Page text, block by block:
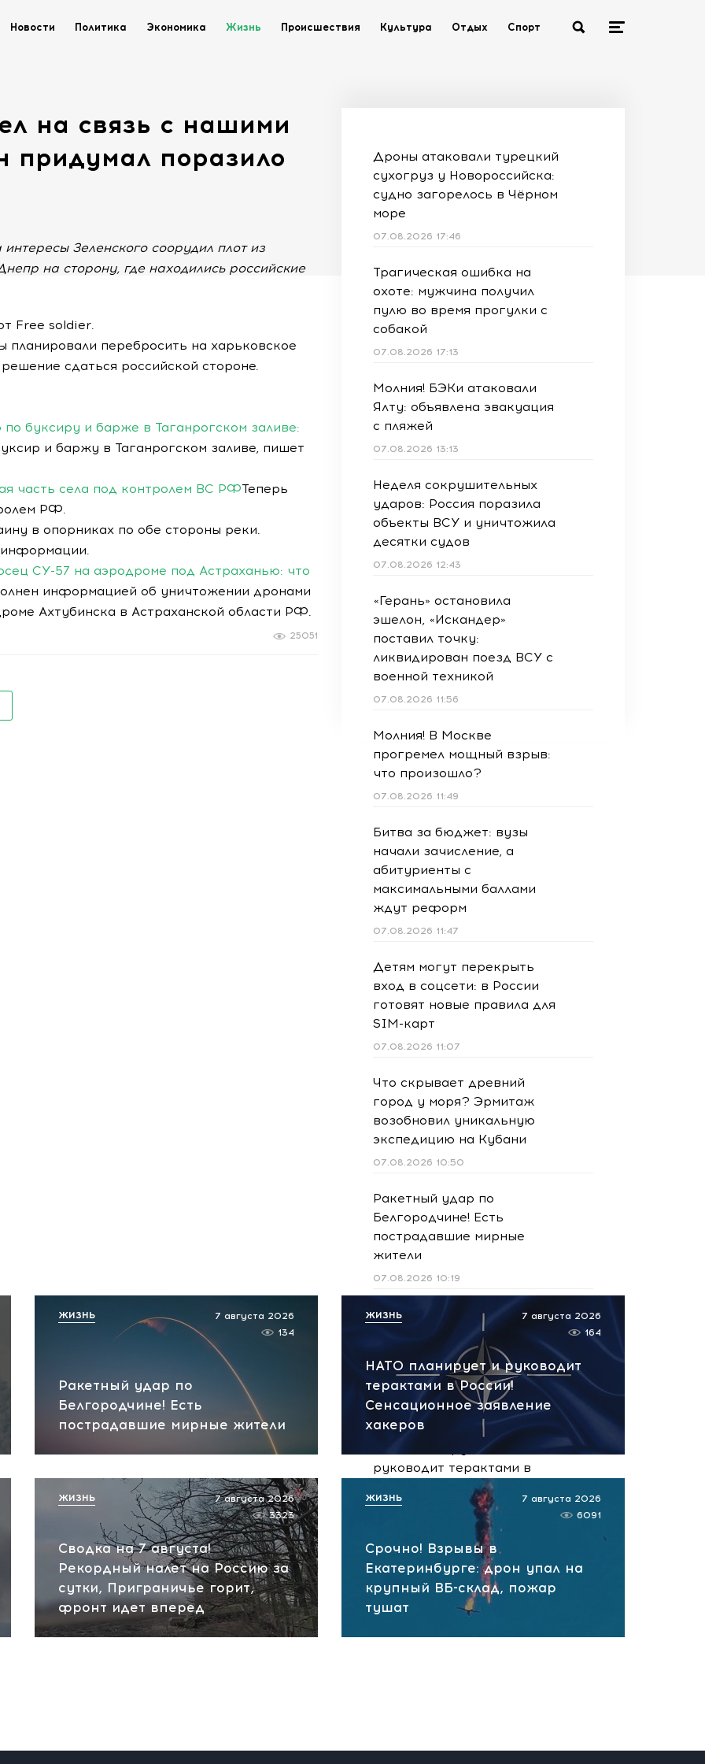
Новости Политика Экономика Жизнь Происшествия Культура Отдых Спорт
на связь с нашими
придумал поразило
Зеленского соорудил плот из
на сторону, где находились российские
Free soldier.
перебросить на харьковское
сдаться российской стороне.
буксиру и барже в Таганрогском заливе:
и баржу в Таганрогском заливе, пишет
часть села под контролем ВС РФТеперь
РФ.
в опорниках по обе стороны реки.
СУ-57 на аэродроме под Астраханью: что
информацией об уничтожении дронами
Ахтубинска в Астраханской области РФ.
25051
Дроны атаковали турецкий
сухогруз у Новороссийска:
судно загорелось в Чёрном
море
07.08.2026 17:46
Трагическая ошибка на
охоте: мужчина получил
пулю во время прогулки с
собакой
07.08.2026 17:13
Молния! БЭКи атаковали
Ялту: объявлена эвакуация
с пляжей
07.08.2026 13:13
Неделя сокрушительных
ударов: Россия поразила
объекты ВСУ и уничтожила
десятки судов
07.08.2026 12:43
«Герань» остановила
эшелон, «Искандер»
поставил точку:
ликвидирован поезд ВСУ с
военной техникой
07.08.2026 11:56
Молния! В Москве
прогремел мощный взрыв:
что произошло?
07.08.2026 11:49
Битва за бюджет: вузы
начали зачисление, а
абитуриенты с
максимальными баллами
ждут реформ
07.08.2026 11:47
Детям могут перекрыть
вход в соцсети: в России
готовят новые правила для
SIM-карт
07.08.2026 11:07
Что скрывает древний
город у моря? Эрмитаж
возобновил уникальную
экспедицию на Кубани
07.08.2026 10:50
Ракетный удар по
Белгородчине! Есть
пострадавшие мирные
жители
07.08.2026 10:19
Срочно! В Геленджике и
Новороссийске громко -
работает ПВО:
рекомендуется уйти с
пляжей
07.08.2026 10:13
НАТО планирует и
руководит терактами в
России! Сенсационное
заявление хакеров
Ракетный удар по
Белгородчине! Есть
пострадавшие мирные жители
7 августа 2026
134
ЖИЗНЬ
НАТО планирует и руководит
терактами в России!
Сенсационное заявление
хакеров
7 августа 2026
164
ЖИЗНЬ
Сводка на 7 августа!
Рекордный налет на Россию за
сутки, Приграничье горит,
фронт идет вперед
7 августа 2026
3323
ЖИЗНЬ
Срочно! Взрывы в
Екатеринбурге: дрон упал на
крупный ВБ-склад, пожар
тушат
7 августа 2026
6091
ЖИЗНЬ